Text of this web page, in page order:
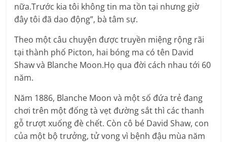
nữa.Trước kia tôi không tin ma tồn tại nhưng giờ
đây tôi đã dao động”, bà tâm sự.
Theo một câu chuyện được truyền miệng rộng rãi
tại thành phố Picton, hai bóng ma có tên David
Shaw và Blanche Moon.Họ qua đời cách nhau tới 60
năm.
Năm 1886, Blanche Moon và một số đứa trẻ đang
chơi trên một đống tà vẹt đường sắt thì các thanh
gỗ trượt xuống đè chết. Còn cô bé David Shaw, con
của một bộ trưởng, tử vong vì bệnh đậu mùa năm